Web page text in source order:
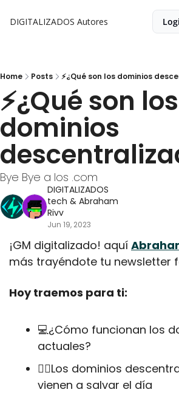
DIGITALIZADOS Autores
Home Posts ⚡¿Qué son los dominios
⚡¿Qué son los
dominios
Bye Bye a los .com
DIGITALIZADOS
tech & Abraham
Rivv
Jun 19, 2023
¡GM digitalizado! aquí
más trayéndote tu newsletter
Hoy traemos para ti:
💻¿Cómo funcionan los
actuales?
🦸‍♂Los dominios
vienen a salvar el día